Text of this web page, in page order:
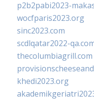
p2b2pabi2023-
wocfparis2023.org
sinc2023.com
scdlqatar2022-
thecolumbiagrill.com
khedi2023.org